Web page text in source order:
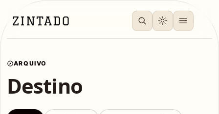
ARQUIVO
Destino